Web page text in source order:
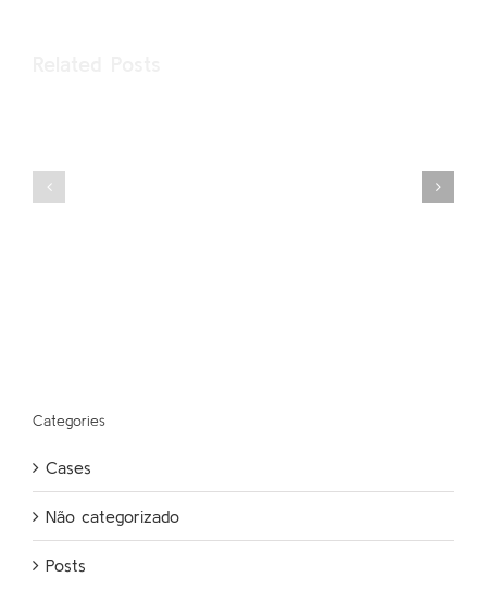
Categories
Cases
Não categorizado
Posts